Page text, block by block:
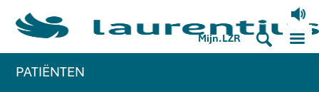
V
Mijn.LZR S M
PATIËNTEN